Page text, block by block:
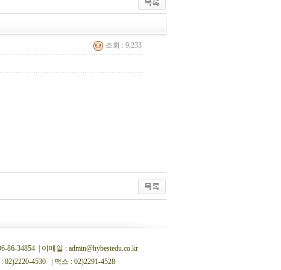
조회 : 9,233
34854 | 이메일 : admin@hybestedu.co.kr
02)2220-4530 | 팩스 : 02)2291-4528